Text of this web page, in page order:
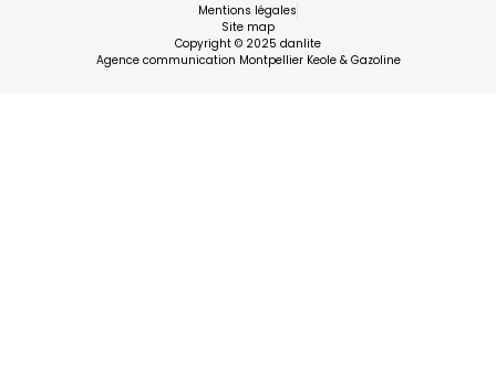
Mentions légales
Site map
Copyright © 2025 danlite
Agence communication Montpellier Keole & Gazoline